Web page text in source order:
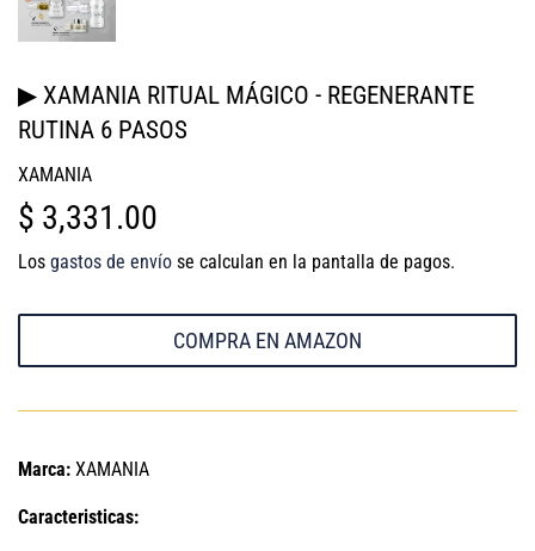
▶ XAMANIA RITUAL MÁGICO - REGENERANTE
RUTINA 6 PASOS
XAMANIA
$ 3,331.00
3,331.00
Los gastos de envío se calculan en la pantalla de pagos.
COMPRA EN AMAZON
Marca: XAMANIA
Caracteristicas: